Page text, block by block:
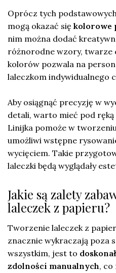
Oprócz tych
mogą okazać się kolorowe
nim można dodać
różnorodne wzory, twarze
kolorów pozwala na
laleczkom indywidualnego
Aby osiągnąć precyzję w
detali, warto mieć pod ręką
Linijka pomoże w
umożliwi wstępne
wycięciem. Takie
laleczki będą wyglądały
Jakie są zalety
laleczek z papieru?
Tworzenie laleczek z
znacznie wykraczają poza
wszystkim, jest to
zdolności manualnych, co